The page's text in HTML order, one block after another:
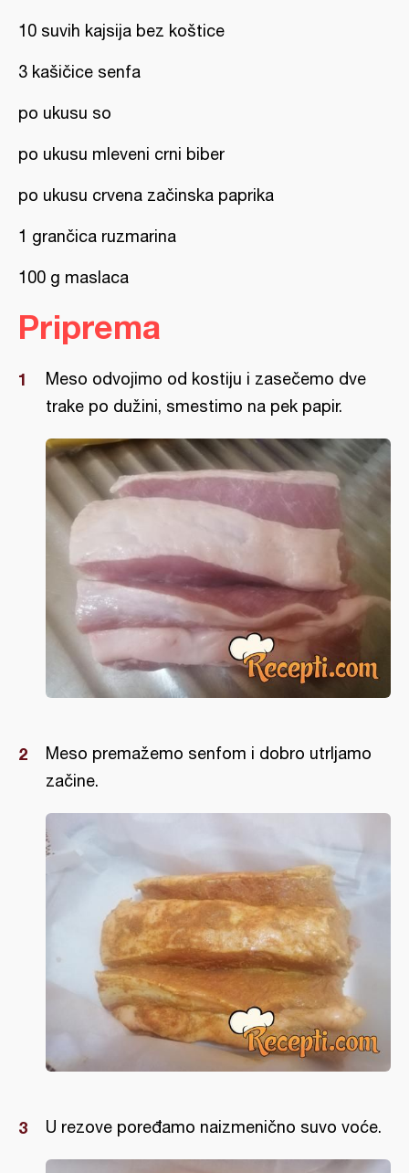
10 suvih kajsija bez koštice
3 kašičice senfa
po ukusu so
po ukusu mleveni crni biber
po ukusu crvena začinska paprika
1 grančica ruzmarina
100 g maslaca
Priprema
Meso odvojimo od kostiju i zasečemo dve
trake po dužini, smestimo na pek papir.
Meso premažemo senfom i dobro utrljamo
začine.
U rezove poređamo naizmenično suvo voće.